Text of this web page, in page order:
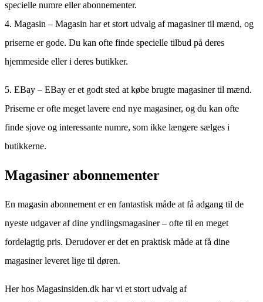
specielle numre eller abonnementer.
4. Magasin – Magasin har et stort udvalg af magasiner til mænd, og
priserne er gode. Du kan ofte finde specielle tilbud på deres
hjemmeside eller i deres butikker.
5. EBay – EBay er et godt sted at købe brugte magasiner til mænd.
Priserne er ofte meget lavere end nye magasiner, og du kan ofte
finde sjove og interessante numre, som ikke længere sælges i
butikkerne.
Magasiner abonnementer
En magasin abonnement er en fantastisk måde at få adgang til de
nyeste udgaver af dine yndlingsmagasiner – ofte til en meget
fordelagtig pris. Derudover er det en praktisk måde at få dine
magasiner leveret lige til døren.
Her hos Magasinsiden.dk har vi et stort udvalg af